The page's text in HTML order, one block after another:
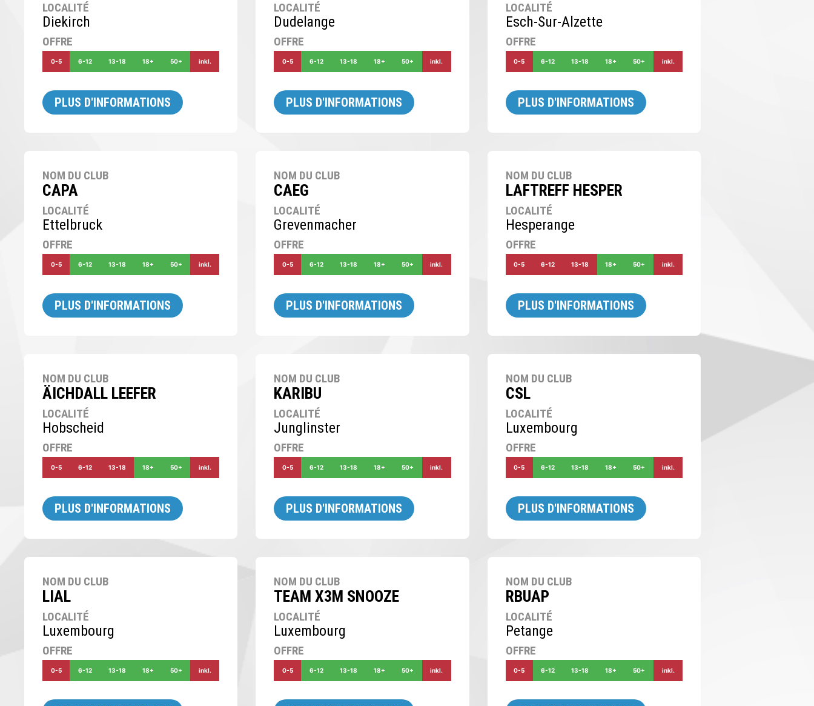
LOCALITÉ
Diekirch
OFFRE
0-5 6-12 13-18 18+ 50+ inkl.
PLUS D'INFORMATIONS
LOCALITÉ
Dudelange
OFFRE
0-5 6-12 13-18 18+ 50+ inkl.
PLUS D'INFORMATIONS
LOCALITÉ
Esch-Sur-Alzette
OFFRE
0-5 6-12 13-18 18+ 50+ inkl.
PLUS D'INFORMATIONS
NOM DU CLUB
CAPA
LOCALITÉ
Ettelbruck
OFFRE
0-5 6-12 13-18 18+ 50+ inkl.
PLUS D'INFORMATIONS
NOM DU CLUB
CAEG
LOCALITÉ
Grevenmacher
OFFRE
0-5 6-12 13-18 18+ 50+ inkl.
PLUS D'INFORMATIONS
NOM DU CLUB
LAFTREFF HESPER
LOCALITÉ
Hesperange
OFFRE
0-5 6-12 13-18 18+ 50+ inkl.
PLUS D'INFORMATIONS
NOM DU CLUB
ÄICHDALL LEEFER
LOCALITÉ
Hobscheid
OFFRE
0-5 6-12 13-18 18+ 50+ inkl.
PLUS D'INFORMATIONS
NOM DU CLUB
KARIBU
LOCALITÉ
Junglinster
OFFRE
0-5 6-12 13-18 18+ 50+ inkl.
PLUS D'INFORMATIONS
NOM DU CLUB
CSL
LOCALITÉ
Luxembourg
OFFRE
0-5 6-12 13-18 18+ 50+ inkl.
PLUS D'INFORMATIONS
NOM DU CLUB
LIAL
LOCALITÉ
Luxembourg
OFFRE
0-5 6-12 13-18 18+ 50+ inkl.
NOM DU CLUB
TEAM X3M SNOOZE
LOCALITÉ
Luxembourg
OFFRE
0-5 6-12 13-18 18+ 50+ inkl.
NOM DU CLUB
RBUAP
LOCALITÉ
Petange
OFFRE
0-5 6-12 13-18 18+ 50+ inkl.